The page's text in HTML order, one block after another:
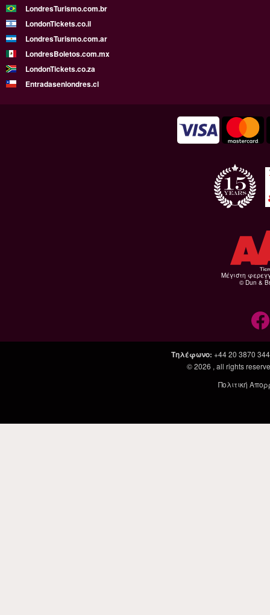
LondresTurismo.com.br
LondonTickets.co.il
LondresTurismo.com.ar
LondresBoletos.com.mx
LondonTickets.co.za
Entradasenlondres.cl
Μέγιστη
© Dun &
Τηλέφωνο: +44 20 3870
© 2026 , all rights
Πολιτική